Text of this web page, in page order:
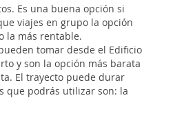
Es una buena opción si
viajes en grupo la opción
la más rentable.
tomar desde el Edificio
y son la opción más barata
El trayecto puede durar
que podrás utilizar son: la